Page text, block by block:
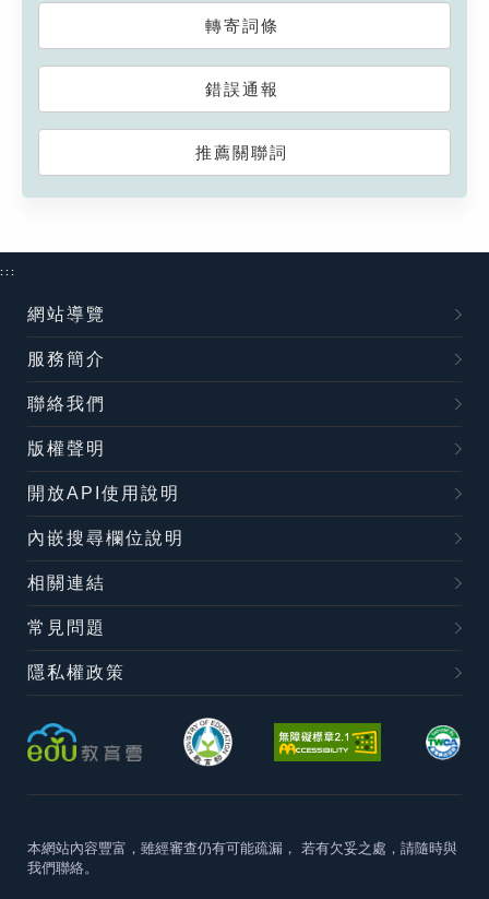
轉寄詞條
錯誤通報
推薦關聯詞
:::
網站導覽
服務簡介
聯絡我們
版權聲明
開放API使用說明
內嵌搜尋欄位說明
相關連結
常見問題
隱私權政策
本網站內容豐富，雖經審查仍有可能疏漏， 若有欠妥之處，請隨時與
我們聯絡。